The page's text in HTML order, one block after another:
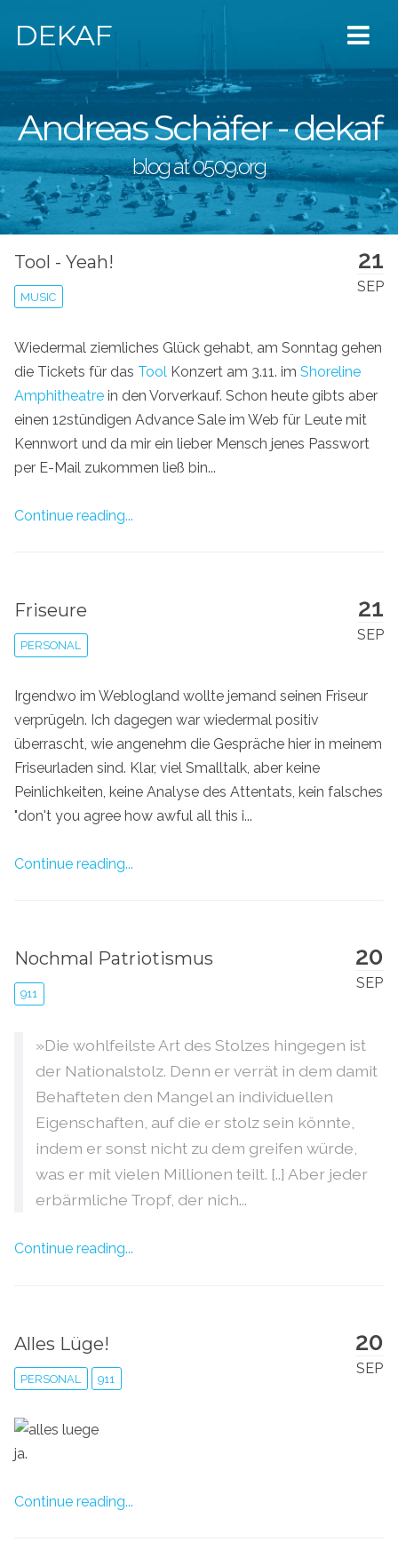
DEKAF
Andreas Schäfer - dekaf
blog at 0509.org
21
SEP
Tool - Yeah!
MUSIC
Wiedermal ziemliches Glück gehabt, am Sonntag gehen
die Tickets für das Tool Konzert am 3.11. im Shoreline
Amphitheatre in den Vorverkauf. Schon heute gibts aber
einen 12stündigen Advance Sale im Web für Leute mit
Kennwort und da mir ein lieber Mensch jenes Passwort
per E-Mail zukommen ließ bin...
Continue reading...
21
SEP
Friseure
PERSONAL
Irgendwo im Weblogland wollte jemand seinen Friseur
verprügeln. Ich dagegen war wiedermal positiv
überrascht, wie angenehm die Gespräche hier in meinem
Friseurladen sind. Klar, viel Smalltalk, aber keine
Peinlichkeiten, keine Analyse des Attentats, kein falsches
"don't you agree how awful all this i...
Continue reading...
20
SEP
Nochmal Patriotismus
911
»Die wohlfeilste Art des Stolzes hingegen ist
der Nationalstolz. Denn er verrät in dem damit
Behafteten den Mangel an individuellen
Eigenschaften, auf die er stolz sein könnte,
indem er sonst nicht zu dem greifen würde,
was er mit vielen Millionen teilt. [..] Aber jeder
erbärmliche Tropf, der nich...
Continue reading...
20
SEP
Alles Lüge!
PERSONAL 911
ja.
Continue reading...